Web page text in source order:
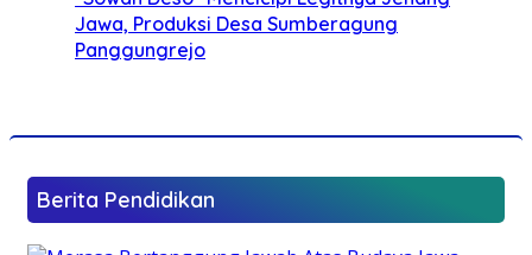
Jawa, Produksi Desa Sumberagung
Panggungrejo
Berita Pendidikan